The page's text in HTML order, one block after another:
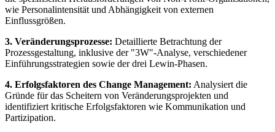
wie Personalintensität und Abhängigkeit von externen
Einflussgrößen.
3. Veränderungsprozesse: Detaillierte Betrachtung der
Prozessgestaltung, inklusive der "3W"-Analyse, verschiedener
Einführungsstrategien sowie der drei Lewin-Phasen.
4. Erfolgsfaktoren des Change Management: Analysiert die
Gründe für das Scheitern von Veränderungsprojekten und
identifiziert kritische Erfolgsfaktoren wie Kommunikation und
Partizipation.